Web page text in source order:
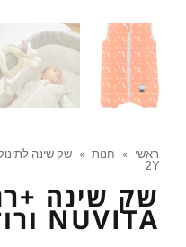
ראשי » חנות » שק שינה
2Y
שק שינה
NUVITA ורוד 2Y